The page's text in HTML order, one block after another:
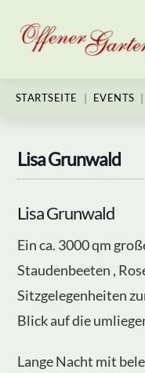
STARTSEITE | EVENTS |
Lisa Grunwald
Lisa Grunwald
Ein ca. 3000 qm
Staudenbeeten ,
Sitzgelegenheiten
Blick auf die
Lange Nacht mit